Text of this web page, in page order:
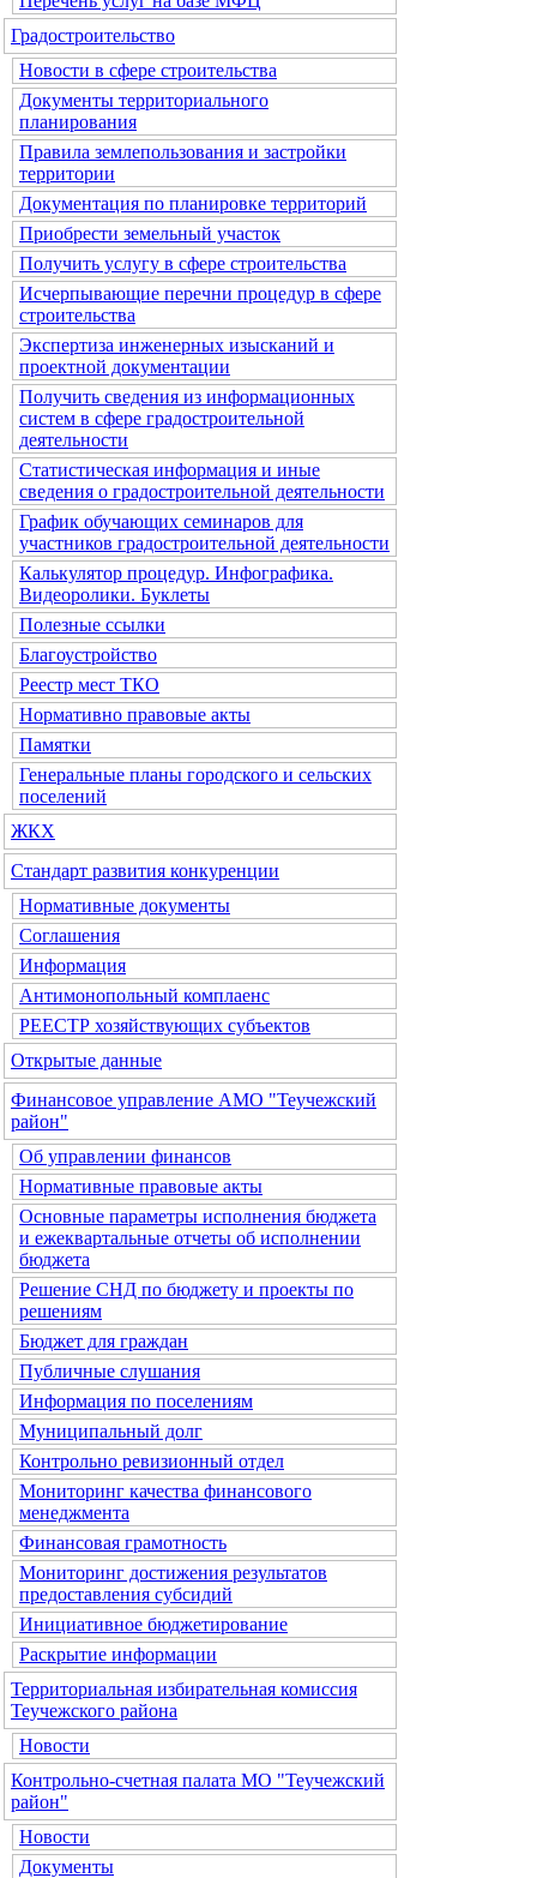
Градостроительство
Новости в сфере строительства
Документы территориального
планирования
Правила землепользования и застройки
территории
Документация по планировке территорий
Приобрести земельный участок
Получить услугу в сфере строительства
Исчерпывающие перечни процедур в сфере
строительства
Экспертиза инженерных изысканий и
проектной документации
Получить сведения из информационных
систем в сфере градостроительной
деятельности
Статистическая информация и иные
сведения о градостроительной деятельности
График обучающих семинаров для
участников градостроительной деятельности
Калькулятор процедур. Инфографика.
Видеоролики. Буклеты
Полезные ссылки
Благоустройство
Реестр мест ТКО
Нормативно правовые акты
Памятки
Генеральные планы городского и сельских
поселений
ЖКХ
Стандарт развития конкуренции
Нормативные документы
Соглашения
Информация
Антимонопольный комплаенс
РЕЕСТР хозяйствующих субъектов
Открытые данные
Финансовое управление АМО "Теучежский
район"
Об управлении финансов
Нормативные правовые акты
Основные параметры исполнения бюджета
и ежеквартальные отчеты об исполнении
бюджета
Решение СНД по бюджету и проекты по
решениям
Бюджет для граждан
Публичные слушания
Информация по поселениям
Муниципальный долг
Контрольно ревизионный отдел
Мониторинг качества финансового
менеджмента
Финансовая грамотность
Мониторинг достижения результатов
предоставления субсидий
Инициативное бюджетирование
Раскрытие информации
Территориальная избирательная комиссия
Теучежского района
Новости
Контрольно-счетная палата МО "Теучежский
район"
Новости
Документы